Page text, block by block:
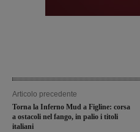
Articolo precedente
Torna la Inferno Mud a Figline: corsa
a ostacoli nel fango, in palio i titoli
italiani